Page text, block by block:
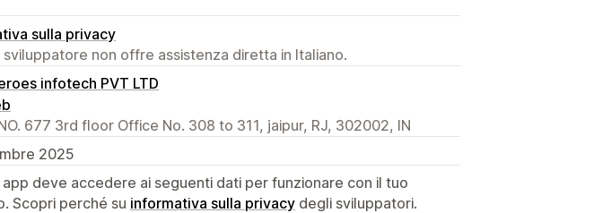
sulla privacy
sviluppatore non offre assistenza diretta in Italiano.
infotech PVT LTD
677 3rd floor Office No. 308 to 311, jaipur, RJ, 302002, IN
2025
app deve accedere ai seguenti dati per funzionare con il tuo
Scopri perché su informativa sulla privacy degli sviluppatori.